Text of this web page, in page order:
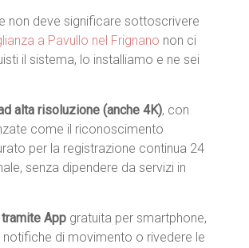
non deve significare sottoscrivere
a Pavullo nel Frignano non ci
il sistema, lo installiamo e ne sei
alta risoluzione (anche 4K), con
come il riconoscimento
per la registrazione continua 24
senza dipendere da servizi in
App gratuita per smartphone,
di movimento o rivedere le